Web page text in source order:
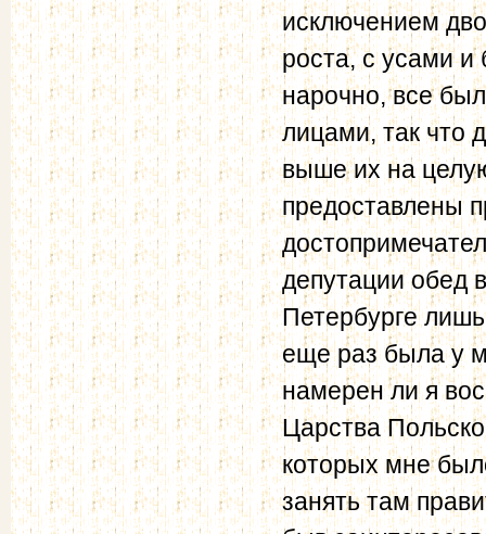
исключением
роста, с усами
нарочно, все
лицами, так что
выше их на
предоставлены
депутации обед
Петербурге
еще раз была у
намерен ли я
Царства
которых мне
занять там